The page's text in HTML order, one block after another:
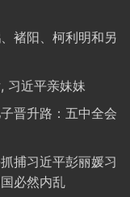
褚阳、柯利明和另
习近平亲妹妹
晋升路：五中全会
捕习近平彭丽媛习
必然内乱